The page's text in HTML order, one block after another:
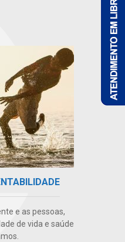
e as pessoas,
de vida e saúde